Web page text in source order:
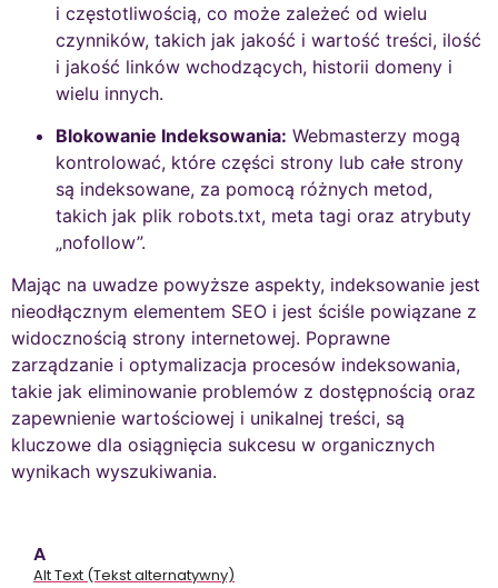
i częstotliwością, co może zależeć od wielu
czynników, takich jak jakość i wartość treści, ilość
i jakość linków wchodzących, historii domeny i
wielu innych.
Blokowanie Indeksowania: Webmasterzy mogą
kontrolować, które części strony lub całe strony
są indeksowane, za pomocą różnych metod,
takich jak plik robots.txt, meta tagi oraz atrybuty
„nofollow”.
Mając na uwadze powyższe aspekty, indeksowanie jest
nieodłącznym elementem SEO i jest ściśle powiązane z
widocznością strony internetowej. Poprawne
zarządzanie i optymalizacja procesów indeksowania,
takie jak eliminowanie problemów z dostępnością oraz
zapewnienie wartościowej i unikalnej treści, są
kluczowe dla osiągnięcia sukcesu w organicznych
wynikach wyszukiwania.
A
Alt Text (Tekst alternatywny)